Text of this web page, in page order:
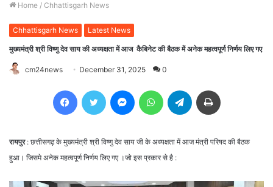
Home / Chhattisgarh News
Chhattisgarh News Latest News
मुख्यमंत्री श्री विष्णु देव साय की अध्यक्षता में आज कैबिनेट की बैठक में अनेक महत्वपूर्ण निर्णय लिए गए
cm24news December 31, 2025 0
Facebook Twitter MessengerWhatsApp Telegram
रायपुर: छत्तीसगढ़ के मुख्यमंत्री श्री विष्णु देव साय जी के अध्यक्षता में आज मंत्री परिषद की बैठक
हुआ। जिसमे अनेक महत्वपूर्ण निर्णय लिए गए ।जो इस प्रकार से है :